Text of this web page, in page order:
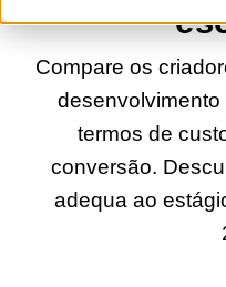
Compare os
desenvolvimento
termos de
conversão.
adequa ao